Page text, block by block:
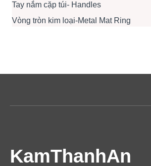
Tay nắm cặp túi- Handles
Vòng tròn kim loại-Metal Mat Ring
KamThanhAn